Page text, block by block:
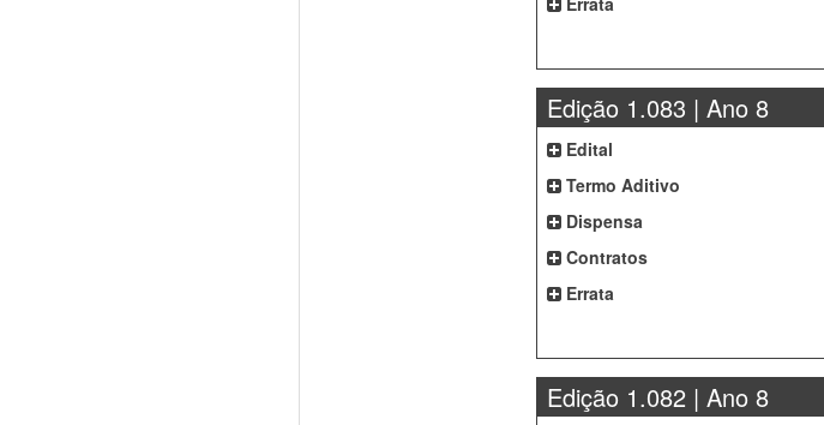
Edição 1.083 | Ano 8
Edital
Termo Aditivo
Dispensa
Contratos
Errata
Edição 1.082 | Ano 8